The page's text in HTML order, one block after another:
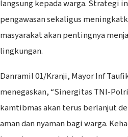
langsung kepada warga. Strategi
pengawasan sekaligus
masyarakat akan pentingnya
lingkungan.
Danramil 01/Kranji, Mayor Inf
menegaskan, “Sinergitas TNI-
kamtibmas akan terus berlanjut
aman dan nyaman bagi warga.